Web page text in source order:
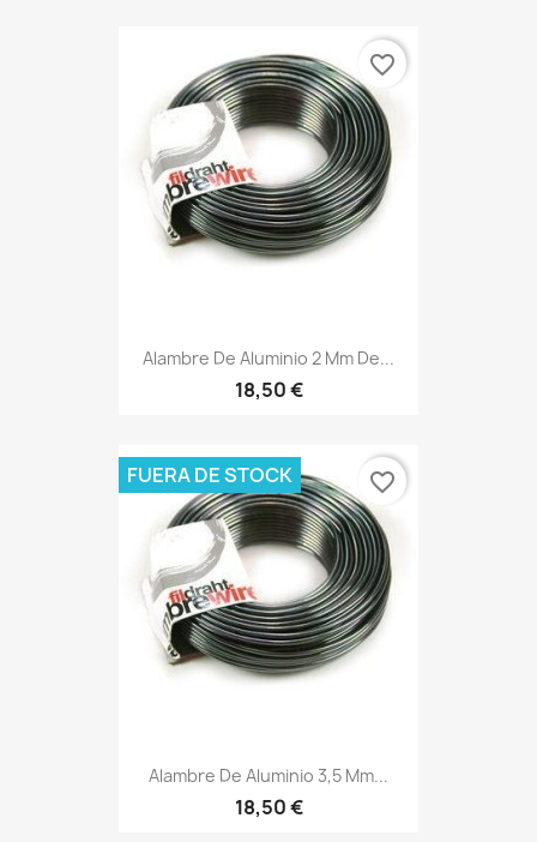
Alambre De Aluminio 2 Mm De...
18,50 €
favorite_border
Alambre De Aluminio 3,5 Mm...
18,50 €
FUERA DE STOCK favorite_border